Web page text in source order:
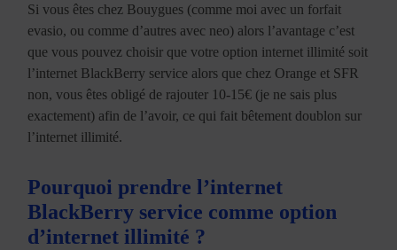
Si vous êtes chez Bouygues (comme moi avec un forfait
evasio, ou comme d’autres avec neo) alors l’avantage c’est
que vous pouvez choisir que votre option internet illimité soit
l’internet BlackBerry service alors que chez Orange et SFR
non, vous êtes obligé de rajouter 10-15€ (je ne sais plus
exactement) afin de l’avoir, ce qui fait bêtement doublon sur
l’internet illimité.
Pourquoi prendre l’internet
BlackBerry service comme option
d’internet illimité ?